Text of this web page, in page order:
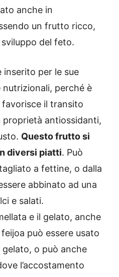
anche in
un frutto ricco,
del feto.
inserito per le sue
perché è
favorisce il transito
antiossidanti,
Questo frutto si
diversi piatti. Può
a fettine, o dalla
abbinato ad una
e salati.
e il gelato, anche
può essere usato
o può anche
l’accostamento